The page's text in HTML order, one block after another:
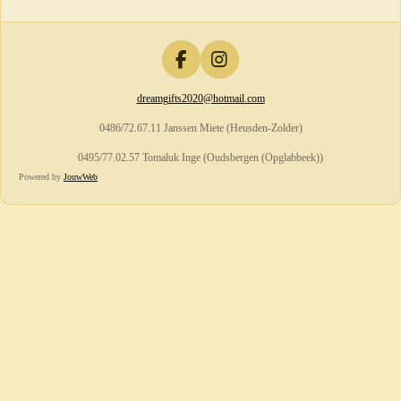
F
a
c
b
o
I
n
s
a
g
m
dreamgifts2020@hotmail.com
0486/72.67.11 Janssen Miete (Heusden-Zolder)
0495/77.02.57 Tomaluk Inge (Oudsbergen (Opglabbeek))
Powered by JouwWeb